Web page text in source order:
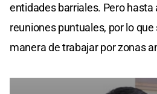
entidades barriales. Pero hasta
reuniones puntuales, por lo
manera de trabajar por zonas